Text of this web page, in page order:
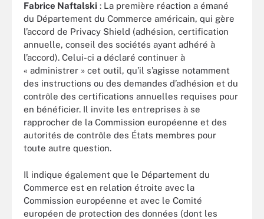
Fabrice Naftalski : La première réaction a émané
du Département du Commerce américain, qui gère
l’accord de Privacy Shield (adhésion, certification
annuelle, conseil des sociétés ayant adhéré à
l’accord). Celui-ci a déclaré continuer à
« administrer » cet outil, qu’il s’agisse notamment
des instructions ou des demandes d’adhésion et du
contrôle des certifications annuelles requises pour
en bénéficier. Il invite les entreprises à se
rapprocher de la Commission européenne et des
autorités de contrôle des États membres pour
toute autre question.
Il indique également que le Département du
Commerce est en relation étroite avec la
Commission européenne et avec le Comité
européen de protection des données (dont les